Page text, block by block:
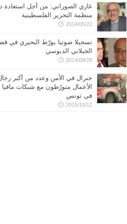
غازي الصوراني: من أجل استعادة
منظمة التحرير الفلسطينية
2014/05/22
تسجيلا صوتيا يورّط البحيري في
الجيلاني الدبوسي
2014/08/28
جنرال في الأمن وعدد من أكبر
الأعمال متورّطون مع شبكات مافيا
في تونس
2015/10/12